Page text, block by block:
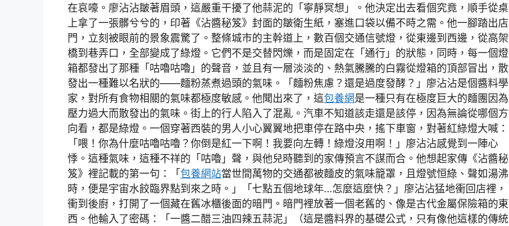
在哀嚎。廖沾沾皺著眉頭，這嚴重干擾了他蒜泥的「寧靜冥想」。他決定出去看個究竟，順手從桌
上拿了一張髒兮兮的，印著《沾醬秘笈》封面的皺衛生紙，塞進口袋以備不時之需。他一腳踏出店
門，立刻被眼前的景象震驚了。整條城市的主幹道上，數百個交通信號燈，從東邊到西邊，從高架
橋到巷弄口，全部變成了綠燈。它們不是交替閃爍，而是固定在「通行」的狀態，同時，每一個燈
箱都發出了那種「咕嚕咕嚕」的聲音，並且有一層淡淡的、熱氣騰騰的白霧從燈箱的頂部冒出，散
發出一種難以名狀的——麵粉蒸煮過頭的氣味。「麵粉焦慮？還是過度發酵？」廖沾沾是個醬料學
家，對所有食物相關的氣味都極度敏感。他聞出來了，這包養網是一種只有在極度巨大的麵團因為
壓力過大而散發出的氣味。街上的行人陷入了混亂。汽車不知道該走還是該停，因為無論從哪個方
向看，都是綠燈。一個穿著西裝的男人小心翼翼地把車停在路中央，搖下車窗，對著紅綠燈大喊：
「喂！你為什麼咕嚕咕嚕？你倒是紅一下啊！我要向左轉！綠燈沒用啊！」廖沾沾感覺到一陣心
悸。這種氣味，這種不祥的「咕嚕」聲，與他兒時聽到的家傳預言不謀而合。他想起家傳《沾醬秘
笈》裡記載的第一句：「 包養網站當世間萬物的交通都被麵皮的氣味籠罩，且燈號恒綠、聲如湯沸
時，便是宇宙水餃臨界點到來之時。」「七點五個地球年…怎麼這麼快？」廖沾沾猛地衝回店裡，
衝到後廚，打開了一個藏在舊冰櫃後面的暗門。暗門裡放著一個老舊的、像是古代金屬保險箱的東
西。他輸入了密碼：「一醬二醋三油四辣五蒜泥」（這是醬料界的基礎公式，只有像他這樣的傳統